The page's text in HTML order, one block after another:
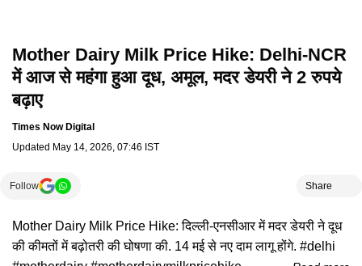
Mother Dairy Milk Price Hike: Delhi-NCR
में आज से महंगा हुआ दूध, अमूल, मदर डेयरी ने 2 रुपये
बढ़ाए
Times Now Digital
Updated May 14, 2026, 07:46 IST
Follow Share
Mother Dairy Milk Price Hike: दिल्ली-एनसीआर में मदर डेयरी ने दूध
की कीमतों में बढ़ोतरी की घोषणा की. 14 मई से नए दाम लागू होंगे. #delhi